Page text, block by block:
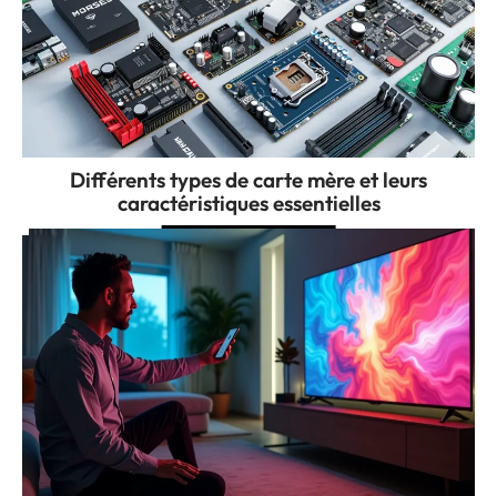
Différents types de carte mère et leurs
caractéristiques essentielles